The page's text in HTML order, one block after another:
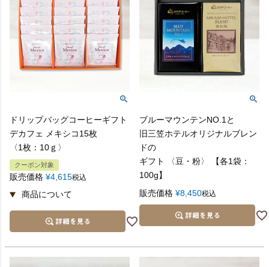
ドリップバッグコーヒーギフト
デカフェ メキシコ15枚
〈1枚：10ｇ〉
クーポン対象
販売価格 ¥4,615税込
ブルーマウンテンNO.1と
旧三笠ホテルオリジナルブレン
ドの
ギフト 〈豆・粉〉 【各1袋：
100g】
販売価格 ¥8,450税込